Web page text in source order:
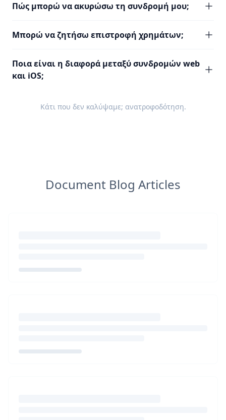
Πώς μπορώ να ακυρώσω τη συνδρομή μου;
Μπορώ να ζητήσω επιστροφή χρημάτων;
Ποια είναι η διαφορά μεταξύ συνδρομών web
και iOS;
Κάτι που δεν καλύψαμε; ανατροφοδότηση.
Document Blog Articles